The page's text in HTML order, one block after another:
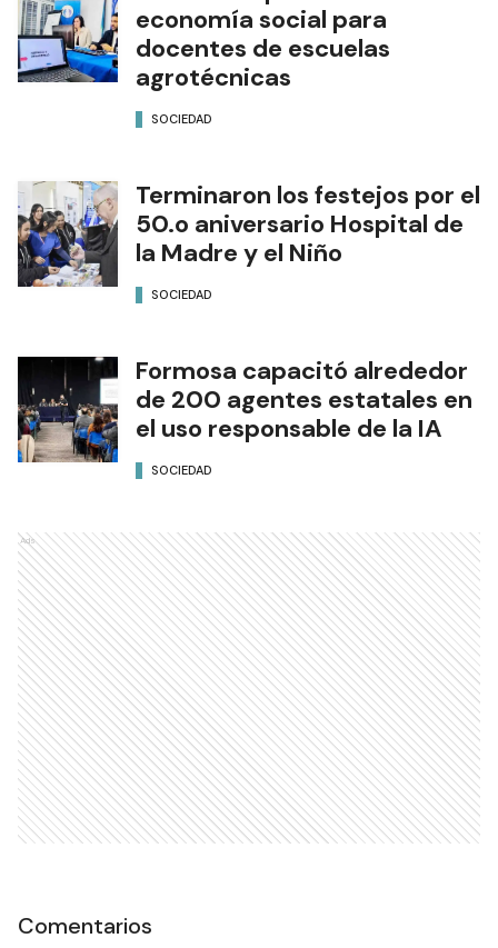
economía social para
docentes de escuelas
agrotécnicas
SOCIEDAD
Terminaron los festejos por el
50.o aniversario Hospital de
la Madre y el Niño
SOCIEDAD
Formosa capacitó alrededor
de 200 agentes estatales en
el uso responsable de la IA
SOCIEDAD
Ads
Comentarios